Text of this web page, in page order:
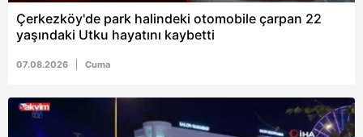
Çerkezköy'de park halindeki otomobile çarpan 22
yaşındaki Utku hayatını kaybetti
07.08.2026 Cuma